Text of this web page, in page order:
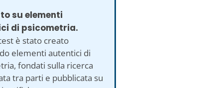
su elementi
di psicometria.
è stato creato
elementi autentici di
fondati sulla ricerca
tra parti e pubblicata su